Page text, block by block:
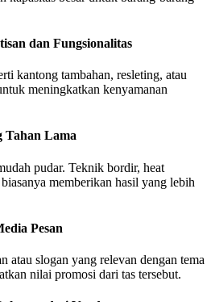
dan Fungsionalitas
kantong tambahan, resleting, atau
meningkatkan kenyamanan
Tahan Lama
pudar. Teknik bordir, heat
memberikan hasil yang lebih
Pesan
atau slogan yang relevan dengan tema
nilai promosi dari tas tersebut.